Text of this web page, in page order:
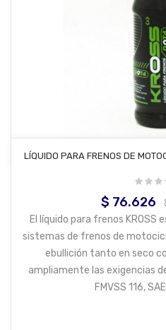
AÑADIR AL
LÍQUIDO PARA FRENOS DE
Precio
$ 76.626
El líquido para frenos
sistemas de frenos de
ebullición tanto en seco
ampliamente las exigencias
FMVSS 116,